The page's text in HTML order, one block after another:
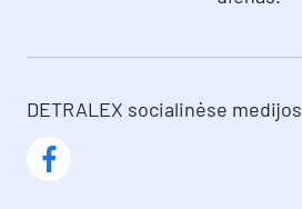
dienas.
DETRALEX socialinėse medijose